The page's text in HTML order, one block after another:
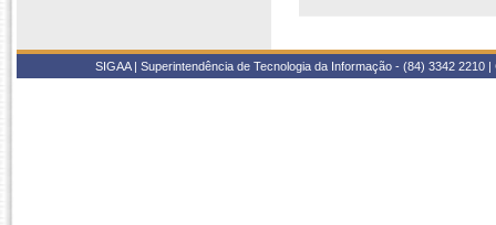
SIGAA | Superintendência de Tecnologia da Informação - (84) 3342